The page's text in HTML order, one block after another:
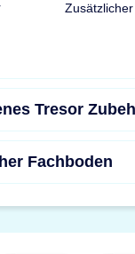
Tresor
Fachboden